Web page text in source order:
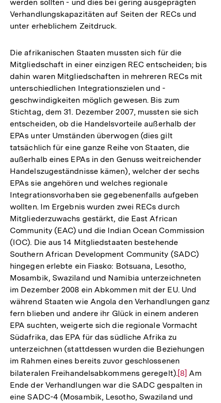
werden sollten - und dies bei gering ausgeprägten
Verhandlungskapazitäten auf Seiten der RECs und
unter erheblichem Zeitdruck.
Die afrikanischen Staaten mussten sich für die
Mitgliedschaft in einer einzigen REC entscheiden; bis
dahin waren Mitgliedschaften in mehreren RECs mit
unterschiedlichen Integrationszielen und -
geschwindigkeiten möglich gewesen. Bis zum
Stichtag, dem 31. Dezember 2007, mussten sie sich
entscheiden, ob die Handelsvorteile außerhalb der
EPAs unter Umständen überwogen (dies gilt
tatsächlich für eine ganze Reihe von Staaten, die
außerhalb eines EPAs in den Genuss weitreichender
Handelszugeständnisse kämen), welcher der sechs
EPAs sie angehören und welches regionale
Integrationsvorhaben sie gegebenenfalls aufgeben
wollten. Im Ergebnis wurden zwei RECs durch
Mitgliederzuwachs gestärkt, die East African
Community (EAC) und die Indian Ocean Commission
(IOC). Die aus 14 Mitgliedstaaten bestehende
Southern African Development Community (SADC)
hingegen erlebte ein Fiasko: Botsuana, Lesotho,
Mosambik, Swaziland und Namibia unterzeichneten
im Dezember 2008 ein Abkommen mit der EU. Und
während Staaten wie Angola den Verhandlungen ganz
fern blieben und andere ihr Glück in einem anderen
EPA suchten, weigerte sich die regionale Vormacht
Südafrika, das EPA für das südliche Afrika zu
unterzeichnen (stattdessen wurden die Beziehungen
im Rahmen eines bereits zuvor geschlossenen
bilateralen Freihandelsabkommens geregelt).Zur
Auflösung
der
[8] Am
Ende der Verhandlungen war die SADC gespalten in
eine SADC-4 (Mosambik, Lesotho, Swaziland und